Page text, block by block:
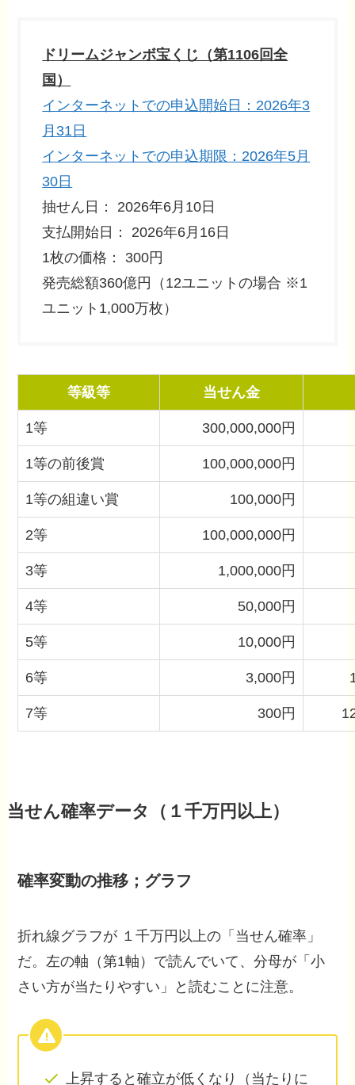
ドリームジャンボ宝くじ（第1106回全
国）
インターネットでの申込開始日：2026年3
月31日
インターネットでの申込期限：2026年5月
30日
抽せん日： 2026年6月10日
支払開始日： 2026年6月16日
1枚の価格： 300円
発売総額360億円（12ユニットの場合 ※1
ユニット1,000万枚）
等級等 当せん金
1等 300,000,000円
1等の前後賞 100,000,000円
1等の組違い賞 100,000円
2等 100,000,000円
3等 1,000,000円
4等 50,000円
5等 10,000円
6等 3,000円
7等 300円
当せん確率データ（１千万円以上）
確率変動の推移；グラフ
折れ線グラフが １千万円以上の「当せん確率」
だ。左の軸（第1軸）で読んでいて、分母が「小
さい方が当たりやすい」と読むことに注意。
上昇すると確立が低くなり（当たりに